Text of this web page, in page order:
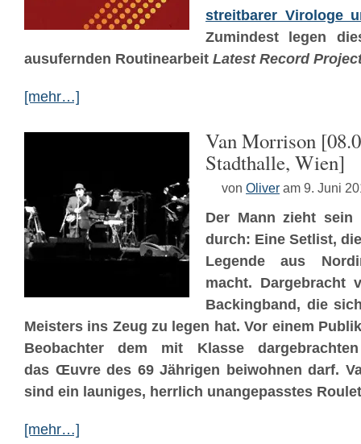
streitbarer Virologe
Zumindest legen
ausufernden Routinearbeit Latest Record
[mehr…]
Van Morrison
Stadthalle, Wien]
von Oliver am 9. Juni
Der Mann zieht sein
durch: Eine Setlist,
Legende aus
macht. Dargebracht
Backingband, die
Meisters ins Zeug zu legen hat. Vor einem
Beobachter dem mit Klasse
das Œuvredes 69 Jährigen beiwohnen darf.
sind ein launiges, herrlich unangepasstes
[mehr…]